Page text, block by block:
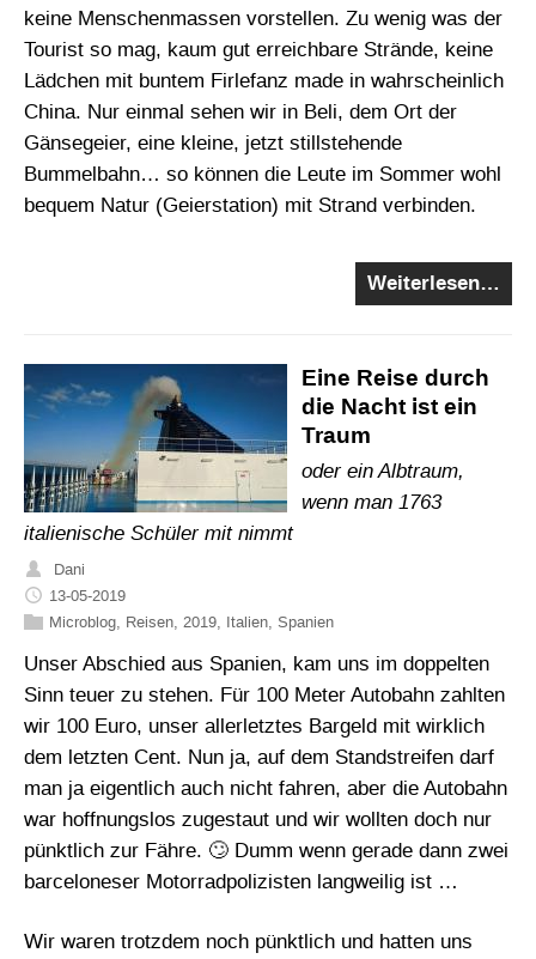
keine Menschenmassen vorstellen. Zu wenig was der
Tourist so mag, kaum gut erreichbare Strände, keine
Lädchen mit buntem Firlefanz made in wahrscheinlich
China. Nur einmal sehen wir in Beli, dem Ort der
Gänsegeier, eine kleine, jetzt stillstehende
Bummelbahn… so können die Leute im Sommer wohl
bequem Natur (Geierstation) mit Strand verbinden.
Weiterlesen…
Eine Reise durch
die Nacht ist ein
Traum
oder ein Albtraum,
wenn man 1763
italienische Schüler mit nimmt
Dani
13-05-2019
Microblog Reisen 2019 Italien Spanien
Unser Abschied aus Spanien, kam uns im doppelten
Sinn teuer zu stehen. Für 100 Meter Autobahn zahlten
wir 100 Euro, unser allerletztes Bargeld mit wirklich
dem letzten Cent. Nun ja, auf dem Standstreifen darf
man ja eigentlich auch nicht fahren, aber die Autobahn
war hoffnungslos zugestaut und wir wollten doch nur
pünktlich zur Fähre. 🙄 Dumm wenn gerade dann zwei
barceloneser Motorradpolizisten langweilig ist …
Wir waren trotzdem noch pünktlich und hatten uns